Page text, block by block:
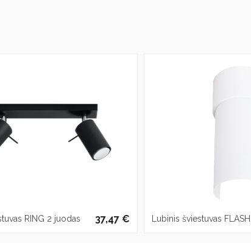
RING 2 juodas 37,47 € Lubinis šviestuvas